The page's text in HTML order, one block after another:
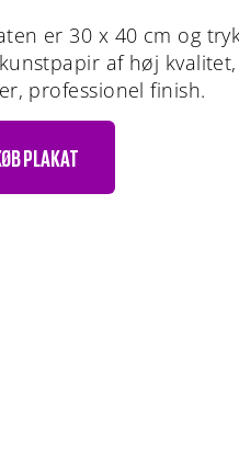
er 30 x 40 cm og
af høj
professionel finish.
PLAKAT